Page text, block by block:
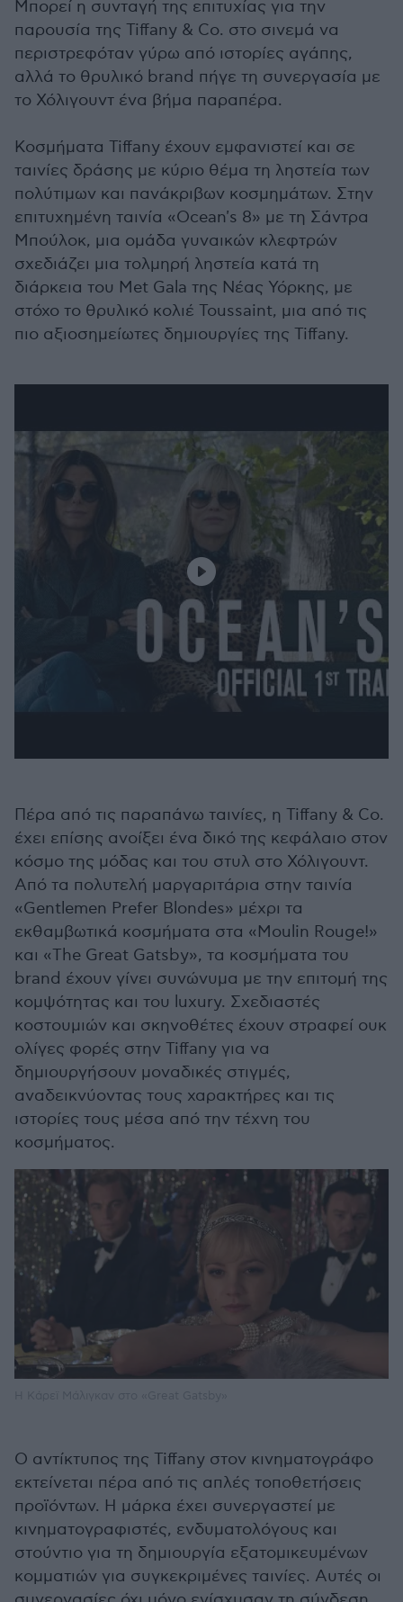
Μπορεί η συνταγή της επιτυχίας για την
παρουσία της Tiffany & Co. στο σινεμά να
περιστρεφόταν γύρω από ιστορίες αγάπης,
αλλά το θρυλικό brand πήγε τη συνεργασία με
το Χόλιγουντ ένα βήμα παραπέρα.
Κοσμήματα Tiffany έχουν εμφανιστεί και σε
ταινίες δράσης με κύριο θέμα τη ληστεία των
πολύτιμων και πανάκριβων κοσμημάτων. Στην
επιτυχημένη ταινία «Ocean's 8» με τη Σάντρα
Μπούλοκ, μια ομάδα γυναικών κλεφτρών
σχεδιάζει μια τολμηρή ληστεία κατά τη
διάρκεια του Met Gala της Νέας Υόρκης, με
στόχο το θρυλικό κολιέ Toussaint, μια από τις
πιο αξιοσημείωτες δημιουργίες της Tiffany.
Πέρα από τις παραπάνω ταινίες, η Tiffany & Co.
έχει επίσης ανοίξει ένα δικό της κεφάλαιο στον
κόσμο της μόδας και του στυλ στο Χόλιγουντ.
Από τα πολυτελή μαργαριτάρια στην ταινία
«Gentlemen Prefer Blondes» μέχρι τα
εκθαμβωτικά κοσμήματα στα «Moulin Rouge!»
και «The Great Gatsby», τα κοσμήματα του
brand έχουν γίνει συνώνυμα με την επιτομή της
κομψότητας και του luxury. Σχεδιαστές
κοστουμιών και σκηνοθέτες έχουν στραφεί ουκ
ολίγες φορές στην Tiffany για να
δημιουργήσουν μοναδικές στιγμές,
αναδεικνύοντας τους χαρακτήρες και τις
ιστορίες τους μέσα από την τέχνη του
κοσμήματος.
Ο αντίκτυπος της Tiffany στον κινηματογράφο
εκτείνεται πέρα από τις απλές τοποθετήσεις
προϊόντων. Η μάρκα έχει συνεργαστεί με
κινηματογραφιστές, ενδυματολόγους και
στούντιο για τη δημιουργία εξατομικευμένων
κομματιών για συγκεκριμένες ταινίες. Αυτές οι